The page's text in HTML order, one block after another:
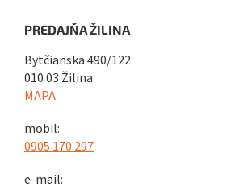
PREDAJŇA ŽILINA
Bytčianska 490/122
010 03 Žilina
MAPA
mobil:
0905 170 297
e-mail: